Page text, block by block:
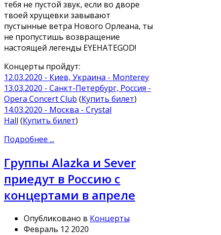
тебя не пустой звук, если во дворе
твоей хрущевки завывают
пустынные ветра Нового Орлеана, ты
не пропустишь возвращение
настоящей легенды EYEHATEGOD!
Концерты пройдут:
12.03.2020 - Киев, Украина - Monterey
13.03.2020 - Санкт-Петербург, Россия -
Opera Concert Club (Купить билет)
14.03.2020 - Москва - Crystal
Hall (Купить билет)
Подробнее ...
Группы Alazka и Sever
приедут в Россию с
концертами в апреле
Опубликовано в Концерты
Февраль 12 2020